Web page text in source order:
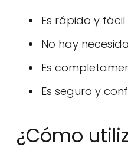
Es rápido y fácil
No hay
Es
Es seguro y
¿Cómo